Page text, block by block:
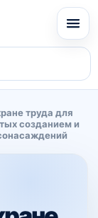
труда для
созданием и